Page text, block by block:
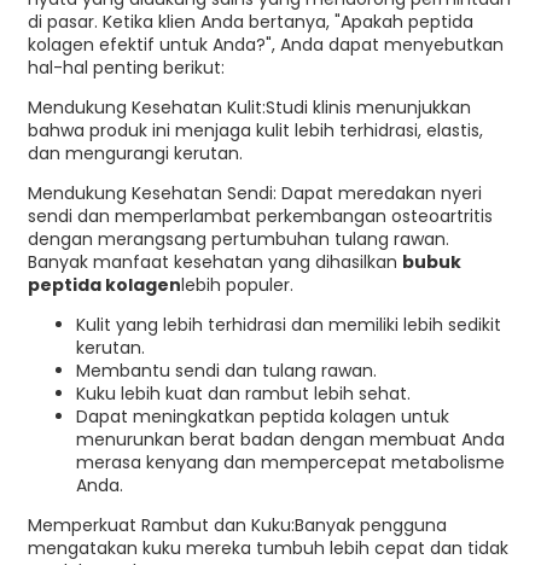
di pasar. Ketika klien Anda bertanya, "Apakah peptida
kolagen efektif untuk Anda?", Anda dapat menyebutkan
hal-hal penting berikut:
Mendukung Kesehatan Kulit:Studi klinis menunjukkan
bahwa produk ini menjaga kulit lebih terhidrasi, elastis,
dan mengurangi kerutan.
Mendukung Kesehatan Sendi: Dapat meredakan nyeri
sendi dan memperlambat perkembangan osteoartritis
dengan merangsang pertumbuhan tulang rawan.
Banyak manfaat kesehatan yang dihasilkan bubuk
peptida kolagenlebih populer.
Kulit yang lebih terhidrasi dan memiliki lebih sedikit
kerutan.
Membantu sendi dan tulang rawan.
Kuku lebih kuat dan rambut lebih sehat.
Dapat meningkatkan peptida kolagen untuk
menurunkan berat badan dengan membuat Anda
merasa kenyang dan mempercepat metabolisme
Anda.
Memperkuat Rambut dan Kuku:Banyak pengguna
mengatakan kuku mereka tumbuh lebih cepat dan tidak